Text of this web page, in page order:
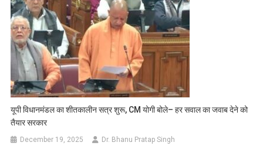
यूपी विधानमंडल का शीतकालीन सत्र शुरू, CM योगी बोले– हर सवाल का जवाब देने को
तैयार सरकार
December 19, 2025 Dr. Bhanu Pratap Singh